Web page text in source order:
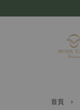
首頁 ›